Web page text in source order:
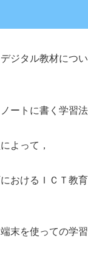
ジタル教材につ
ートに書く学習法
よって，
おけるＩＣＴ教
末を使っての学